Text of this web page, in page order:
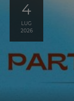
4
LUG
2026